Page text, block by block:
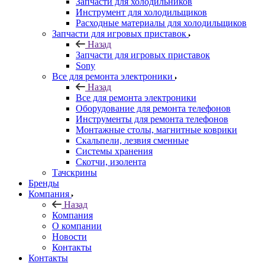
Запчасти для игровых приставок
Sony
Все для ремонта электроники
Назад
Все для ремонта электроники
Оборудование для ремонта телефонов
Инструменты для ремонта телефонов
Монтажные столы, магнитные коврики
Скальпели, лезвия сменные
Системы хранения
Скотчи, изолента
Тачскрины
Компания
Назад
Компания
О компании
Новости
Контакты
Контакты
Личный кабинет
Корзина